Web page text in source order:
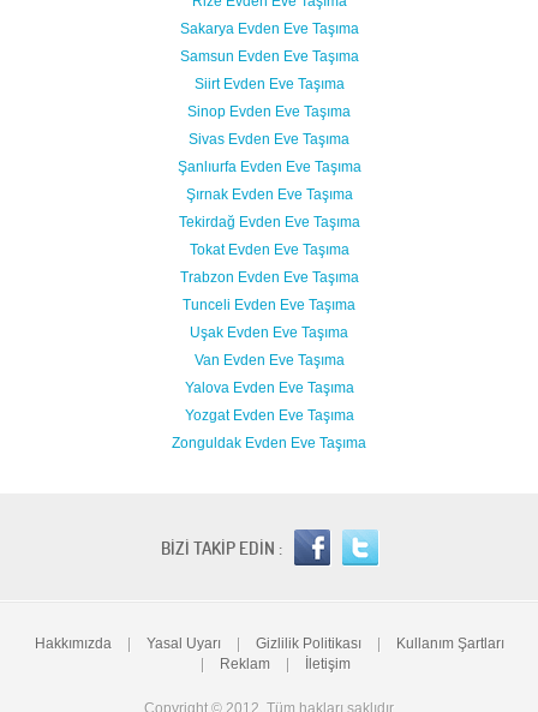
Sakarya Evden Eve Taşıma
Samsun Evden Eve Taşıma
Siirt Evden Eve Taşıma
Sinop Evden Eve Taşıma
Sivas Evden Eve Taşıma
Şanlıurfa Evden Eve Taşıma
Şırnak Evden Eve Taşıma
Tekirdağ Evden Eve Taşıma
Tokat Evden Eve Taşıma
Trabzon Evden Eve Taşıma
Tunceli Evden Eve Taşıma
Uşak Evden Eve Taşıma
Van Evden Eve Taşıma
Yalova Evden Eve Taşıma
Yozgat Evden Eve Taşıma
Zonguldak Evden Eve Taşıma
BİZİ TAKİP EDİN :
Hakkımızda | Yasal Uyarı | Gizlilik Politikası |
Kullanım Şartları
|
Reklam | İletişim
Copyright © 2012. Tüm hakları saklıdır